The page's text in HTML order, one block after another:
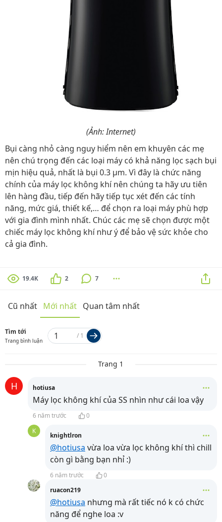
(Ảnh: Internet)
Bụi càng nhỏ càng nguy hiểm nên em khuyên các mẹ
nên chú trọng đến các loại máy có khả năng lọc sạch bụi
mịn hiệu quả, nhất là bụi 0.3 µm. Vì đây là chức năng
chính của máy lọc không khí nên chúng ta hãy ưu tiên
lên hàng đầu, tiếp đến hãy tiếp tục xét đến các tính
năng, mức giá, thiết kế,… để chọn ra loại máy phù hợp
với gia đình mình nhất. Chúc các mẹ sẽ chọn được một
chiếc máy lọc không khí như ý để bảo vệ sức khỏe cho
cả gia đình.
19.4K 2 7
Cũ nhất Mới nhất Quan tâm nhất
Tìm tới
Trang bình luận
/ 1
Trang 1
H hotiusa
Máy lọc không khí của SS nhìn như cái loa vậy
6 năm trước
0
K
knightlron
@hotiusa vừa loa vừa lọc không khí thì chill
còn gì bằng bạn nhỉ :)
6 năm trước
0
ruacon219
@hotiusa nhưng mà rất tiếc nó k có chức
năng để nghe loa :v